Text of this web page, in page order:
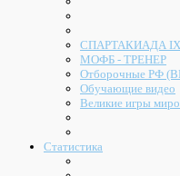
СПАРТАКИАДА IX
МОФБ - ТРЕНЕР
Отборочные РФ
Обучающие видео
Великие игры
Статистика